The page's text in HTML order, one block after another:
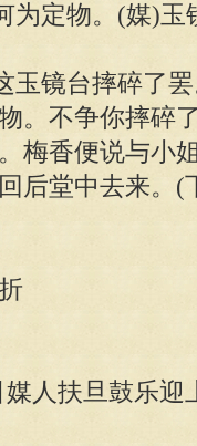
为定物。(媒)玉
玉镜台摔碎了
。不争你摔碎
梅香便说与小
后堂中去来。(
扶旦鼓乐迎